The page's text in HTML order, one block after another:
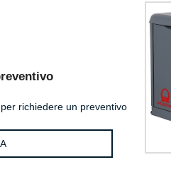
richiedere un preventivo